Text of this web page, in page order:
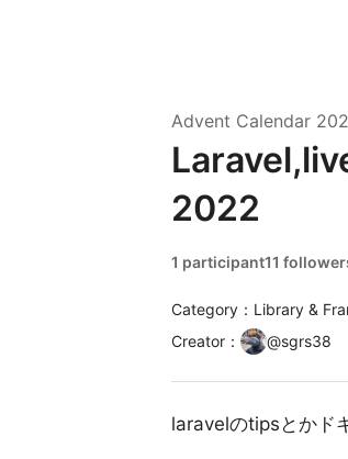
Advent Calendar
2022
1 participant11
Category：Library &
Creator ： @sgrs38
laravelのtipsとかド